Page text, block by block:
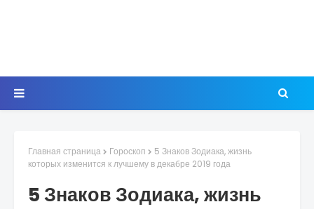
Главная страница Гороскоп
5 Знаков Зодиака, жизнь
которых изменится к лучшему в декабре 2019 года
5 Знаков Зодиака, жизнь